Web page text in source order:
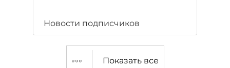
Новости подписчиков
Показать все